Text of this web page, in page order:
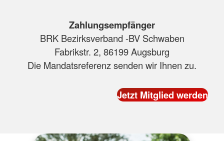
Zahlungsempfänger
BRK Bezirksverband -BV Schwaben
Fabrikstr. 2, 86199 Augsburg
Die Mandatsreferenz senden wir Ihnen zu.